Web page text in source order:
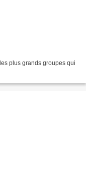
plus grands groupes qui